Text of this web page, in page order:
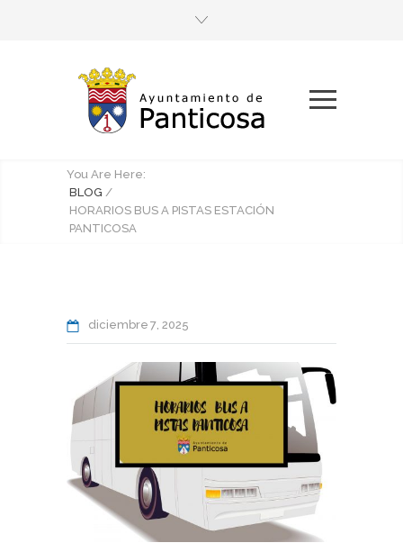
You Are Here:
BLOG /
HORARIOS BUS A PISTAS ESTACIÓN
PANTICOSA
diciembre 7 2025